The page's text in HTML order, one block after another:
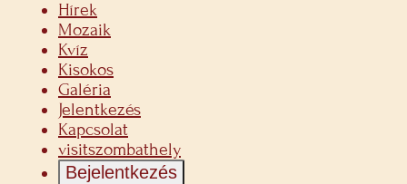
Hírek
Mozaik
Kvíz
Kisokos
Galéria
Jelentkezés
Kapcsolat
visitszombathely
Bejelentkezés